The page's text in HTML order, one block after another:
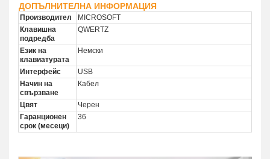
ДОПЪЛНИТЕЛНА ИНФОРМАЦИЯ
Производител
MICROSOFT
Клавишна
подредба
QWERTZ
Език на
клавиатурата
Немски
Интерфейс
USB
Начин на
свързване
Кабел
Цвят
Черен
Гаранционен
срок (месеци)
36